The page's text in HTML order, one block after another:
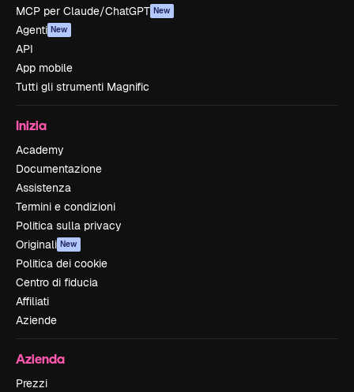
MCP per Claude/ChatGPT New
Agenti New
API
App mobile
Tutti gli strumenti Magnific
Inizia
Academy
Documentazione
Assistenza
Termini e condizioni
Politica sulla privacy
Originali New
Politica dei cookie
Centro di fiducia
Affiliati
Aziende
Azienda
Prezzi